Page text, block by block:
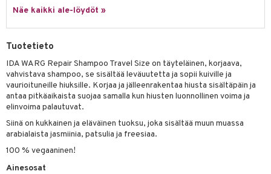
Näe kaikki ale-löydöt »
Tuotetieto
IDA WARG Repair Shampoo Travel Size on täyteläinen, korjaava,
vahvistava shampoo, se sisältää leväuutetta ja sopii kuiville ja
vaurioituneille hiuksille. Korjaa ja jälleenrakentaa hiusta sisältäpäin ja
antaa pitkäaikaista suojaa samalla kun hiusten luonnollinen voima ja
elinvoima palautuvat.
Siinä on kukkainen ja eläväinen tuoksu, joka sisältää muun muassa
arabialaista jasmiinia, patsulia ja freesiaa.
100 % vegaaninen!
Ainesosat
Päivävoide
poisto
hoito
& saippuat
& Viikset
de toilette
hoito
& saippuat
1: Puhdistus
2: Kirkastus
3: Kosteutus
ja Vartalonhoito
ja naamiot
Elixir
& vastauksia